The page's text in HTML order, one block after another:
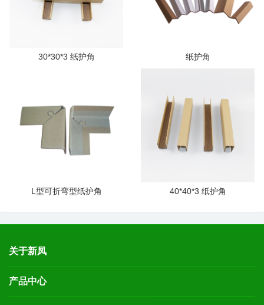
30*30*3 纸护角 纸护角
L型可折弯型纸护角 40*40*3 纸护角
关于新凤
产品中心